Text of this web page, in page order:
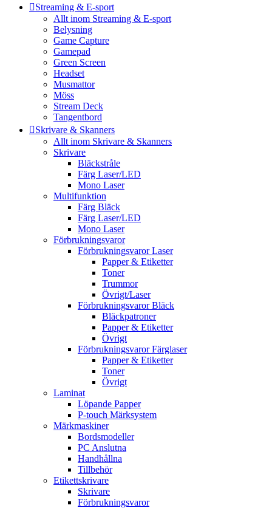
Streaming & E-sport
Allt inom Streaming & E-sport
Belysning
Game Capture
Gamepad
Green Screen
Headset
Musmattor
Möss
Stream Deck
Tangentbord
Skrivare & Skanners
Allt inom Skrivare & Skanners
Skrivare
Bläckstråle
Färg Laser/LED
Mono Laser
Multifunktion
Färg Bläck
Färg Laser/LED
Mono Laser
Förbrukningsvaror
Förbrukningsvaror Laser
Papper & Etiketter
Toner
Trummor
Övrigt/Laser
Förbrukningsvaror Bläck
Bläckpatroner
Papper & Etiketter
Övrigt
Förbrukningsvaror Färglaser
Papper & Etiketter
Toner
Övrigt
Laminat
Löpande Papper
P-touch Märksystem
Märkmaskiner
Bordsmodeller
PC Anslutna
Handhållna
Tillbehör
Etikettskrivare
Skrivare
Förbrukningsvaror